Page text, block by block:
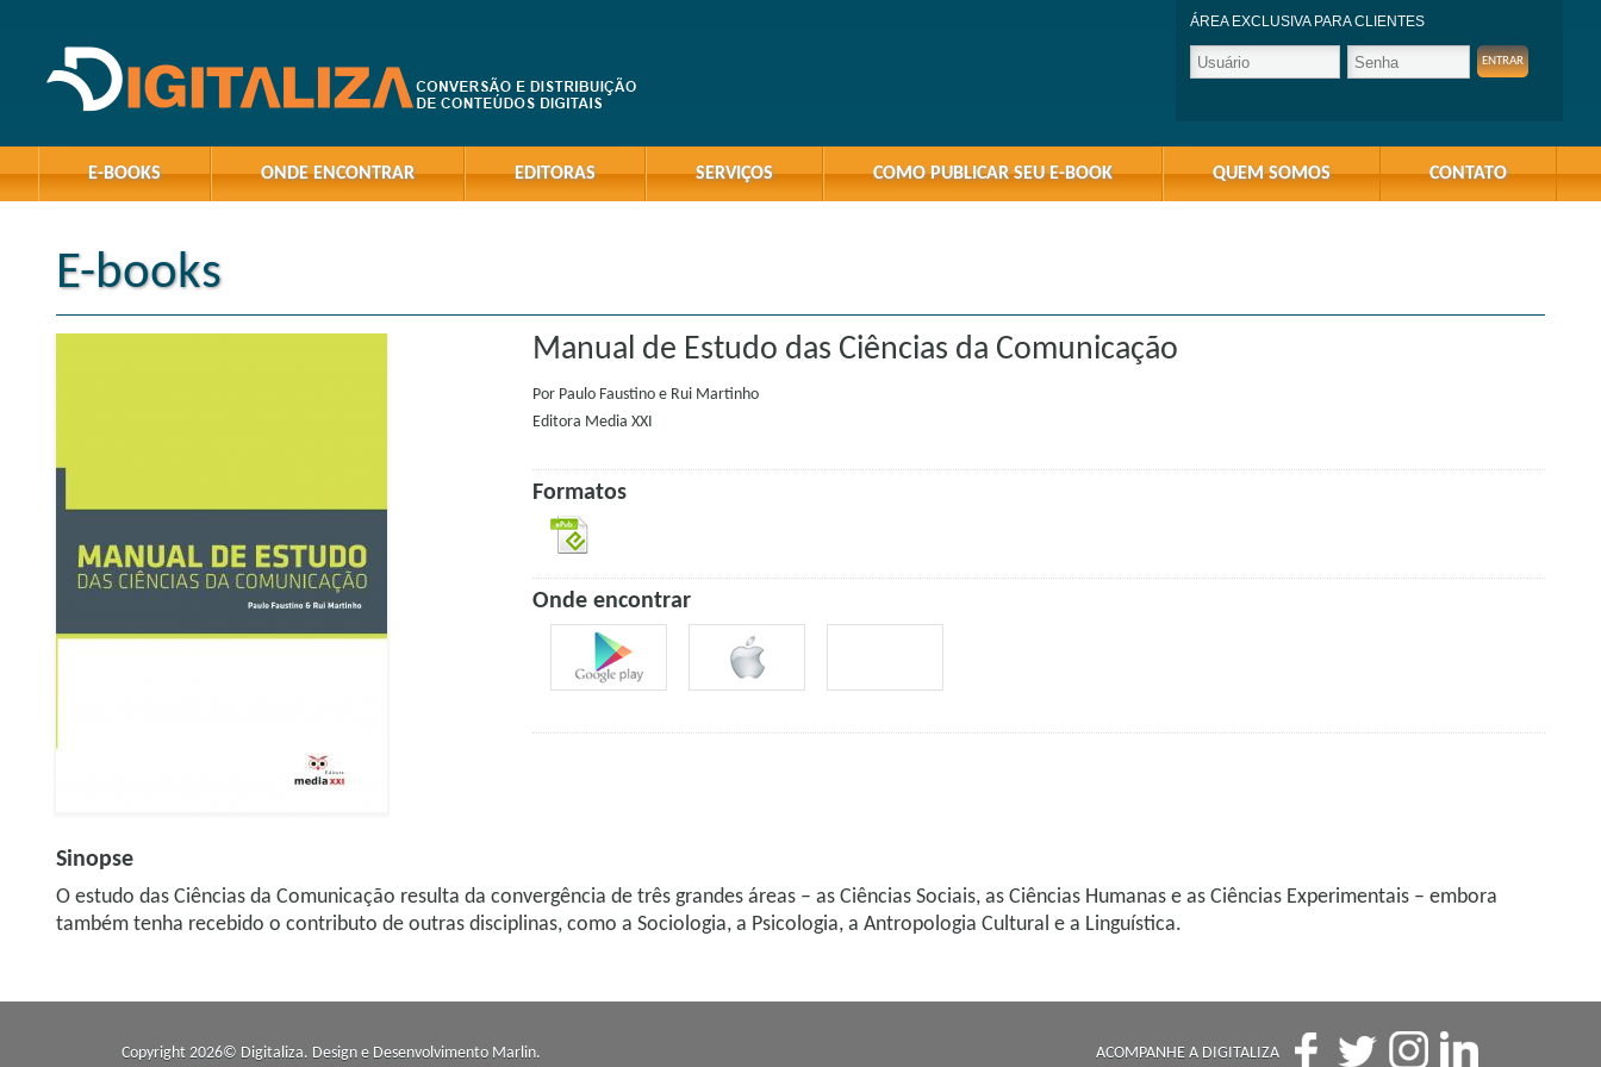
ÁREA EXCLUSIVA PARA CLIENTES
E-BOOKS ONDE ENCONTRAR EDITORAS SERVIÇOS COMO PUBLICAR SEU E-BOOK QUEM SOMOS CONTATO
E-books
Manual de Estudo das Ciências da Comunicação
Por Paulo Faustino e Rui Martinho
Editora Media XXI
Formatos
Onde encontrar
Sinopse
O estudo das Ciências da Comunicação resulta da convergência de três grandes áreas – as Ciências Sociais, as Ciências Humanas e as Ciências Experimentais – embora
também tenha recebido o contributo de outras disciplinas, como a Sociologia, a Psicologia, a Antropologia Cultural e a Linguística.
Copyright 2026© Digitaliza. Design e Desenvolvimento Marlin. ACOMPANHE A DIGITALIZA